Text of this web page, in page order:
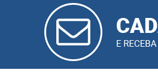
EUROFARMA -
GENÉRICO (3)
CADASTRAR
E-MAIL